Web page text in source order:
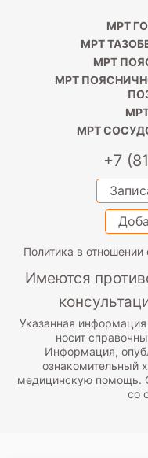
МРТ
МРТ
МРТ
МРТ
МРТ
+7
Политика в
Имеются
Указанная
носит
Информация,
ознакомительный
медицинскую помощь.
со